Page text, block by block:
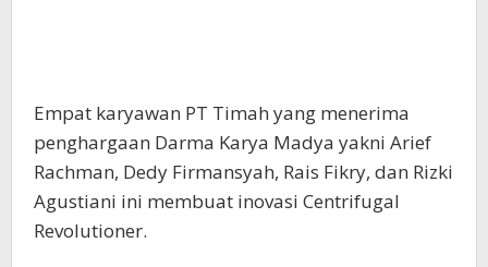
Empat karyawan PT Timah yang menerima
penghargaan Darma Karya Madya yakni Arief
Rachman, Dedy Firmansyah, Rais Fikry, dan Rizki
Agustiani ini membuat inovasi Centrifugal
Revolutioner.